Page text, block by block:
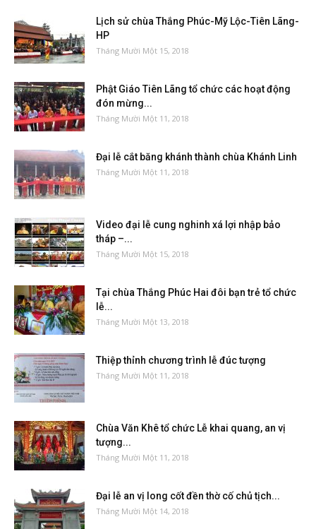
Lịch sử chùa Thắng Phúc-Mỹ Lộc-Tiên Lãng-
HP
Tháng Mười Một 15, 2018
Phật Giáo Tiên Lãng tổ chức các hoạt động
đón mừng...
Tháng Mười Một 11, 2018
Đại lễ cắt băng khánh thành chùa Khánh Linh
Tháng Mười Một 11, 2018
Video đại lễ cung nghinh xá lợi nhập bảo
tháp –...
Tháng Mười Một 15, 2018
Tại chùa Thắng Phúc Hai đôi bạn trẻ tổ chức
lễ...
Tháng Mười Một 13, 2018
Thiệp thỉnh chương trình lễ đúc tượng
Tháng Mười Một 11, 2018
Chùa Văn Khê tổ chức Lễ khai quang, an vị
tượng...
Tháng Mười Một 11, 2018
Đại lễ an vị long cốt đền thờ cố chủ tịch...
Tháng Mười Một 14, 2018